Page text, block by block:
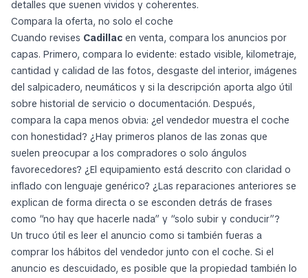
detalles que suenen vividos y coherentes.
Compara la oferta, no solo el coche
Cuando revises Cadillac en venta, compara los anuncios por
capas. Primero, compara lo evidente: estado visible, kilometraje,
cantidad y calidad de las fotos, desgaste del interior, imágenes
del salpicadero, neumáticos y si la descripción aporta algo útil
sobre historial de servicio o documentación. Después,
compara la capa menos obvia: ¿el vendedor muestra el coche
con honestidad? ¿Hay primeros planos de las zonas que
suelen preocupar a los compradores o solo ángulos
favorecedores? ¿El equipamiento está descrito con claridad o
inflado con lenguaje genérico? ¿Las reparaciones anteriores se
explican de forma directa o se esconden detrás de frases
como “no hay que hacerle nada” y “solo subir y conducir”?
Un truco útil es leer el anuncio como si también fueras a
comprar los hábitos del vendedor junto con el coche. Si el
anuncio es descuidado, es posible que la propiedad también lo